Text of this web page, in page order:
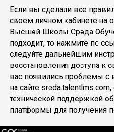
Если вы сделали все
своем личном кабинете на
Высшей Школы Среда
подходит, то нажмите по
следуйте дальнейшим
восстановления доступа к
вас появились проблемы с
на сайте sreda.talentlms.com,
технической поддержкой
платформы для получения